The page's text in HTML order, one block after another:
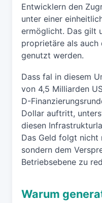
Entwicklern den
unter einer
ermöglicht. Das gilt
proprietäre als
genutzt werden.
Dass fal in diesem
von 4,5 Milliarden
D-
Dollar auftritt,
diesen
Das Geld folgt nicht
sondern dem
Betriebsebene zu
Warum